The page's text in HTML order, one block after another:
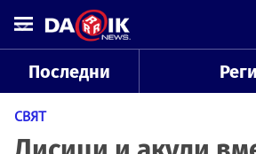
Последни
СВЯТ